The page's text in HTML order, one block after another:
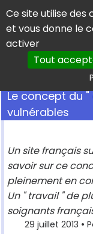
Panneau de
Ce site utilise des
et vous donne le
activer
Tout
Le concept du
vulnérables
Un site français
savoir sur ce
pleinement en
Un " travail " de
soignants
29 juillet 2013 •